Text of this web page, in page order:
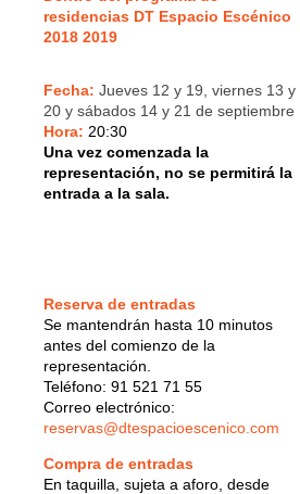
residencias DT Espacio Escénico
2018 2019
Fecha: Jueves 12 y 19, viernes 13 y
20 y sábados 14 y 21 de septiembre
Hora: 20:30
Una vez comenzada la
representación, no se permitirá la
entrada a la sala.
Reserva de entradas
Se mantendrán hasta 10 minutos
antes del comienzo de la
representación.
Teléfono: 91 521 71 55
Correo electrónico:
reservas@dtespacioescenico.com
Compra de entradas
En taquilla, sujeta a aforo, desde